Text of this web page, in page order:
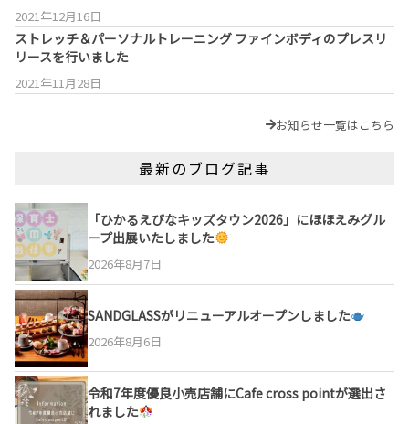
2021年12月16日
ストレッチ＆パーソナルトレーニング ファインボディのプレスリ
リースを行いました
2021年11月28日
お知らせ一覧はこちら
最新のブログ記事
「ひかるえびなキッズタウン2026」にほほえみグル
ープ出展いたしました
2026年8月7日
SANDGLASSがリニューアルオープンしました
2026年8月6日
令和7年度優良小売店舗にCafe cross pointが選出さ
れました